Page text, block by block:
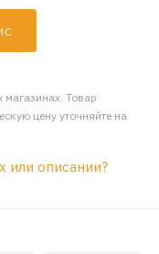
магазинах. Товар
цену уточняйте на
или описании?